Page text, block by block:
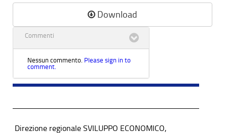
Download
Commenti
Nessun commento. Please sign in to
comment.
Direzione regionale SVILUPPO ECONOMICO,